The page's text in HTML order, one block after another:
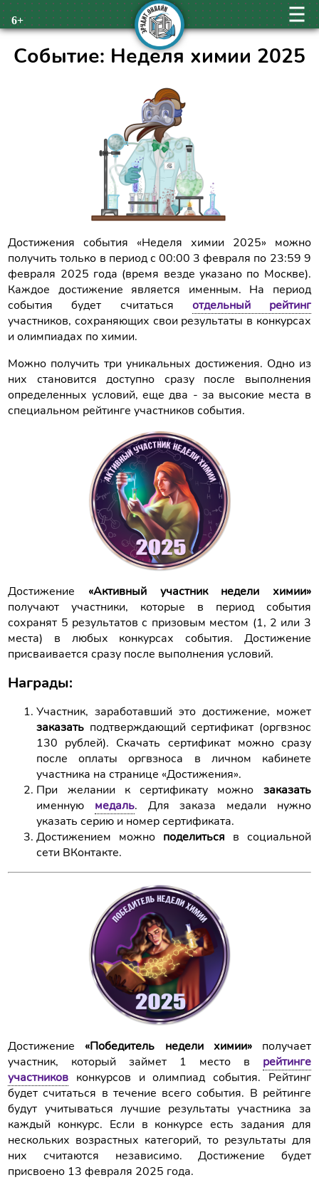
6+
Событие: Неделя химии 2025
Достижения события «Неделя химии 2025» можно
получить только в период с 00:00 3 февраля по 23:59 9
февраля 2025 года (время везде указано по Москве).
Каждое достижение является именным. На период
события будет считаться отдельный рейтинг
участников, сохраняющих свои результаты в конкурсах
и олимпиадах по химии.
Можно получить три уникальных достижения. Одно из
них становится доступно сразу после выполнения
определенных условий, еще два - за высокие места в
специальном рейтинге участников события.
Достижение «Активный участник недели химии»
получают участники, которые в период события
сохранят 5 результатов с призовым местом (1, 2 или 3
места) в любых конкурсах события. Достижение
присваивается сразу после выполнения условий.
Награды:
Участник, заработавший это достижение, может
заказать подтверждающий сертификат (оргвзнос
130 рублей). Скачать сертификат можно сразу
после оплаты оргвзноса в личном кабинете
участника на странице «Достижения».
При желании к сертификату можно заказать
именную медаль. Для заказа медали нужно
указать серию и номер сертификата.
Достижением можно поделиться в социальной
сети ВКонтакте.
Достижение «Победитель недели химии»получает
участник, который займет 1 место в рейтинге
участников конкурсов и олимпиад события. Рейтинг
будет считаться в течение всего события. В рейтинге
будут учитываться лучшие результаты участника за
каждый конкурс. Если в конкурсе есть задания для
нескольких возрастных категорий, то результаты для
них считаются независимо. Достижение будет
присвоено 13 февраля 2025 года.